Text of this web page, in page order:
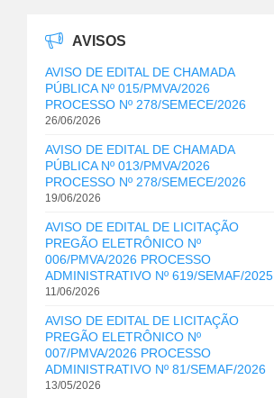
AVISOS
AVISO DE EDITAL DE CHAMADA
PÚBLICA Nº 015/PMVA/2026
PROCESSO Nº 278/SEMECE/2026
26/06/2026
AVISO DE EDITAL DE CHAMADA
PÚBLICA Nº 013/PMVA/2026
PROCESSO Nº 278/SEMECE/2026
19/06/2026
AVISO DE EDITAL DE LICITAÇÃO
PREGÃO ELETRÔNICO Nº
006/PMVA/2026 PROCESSO
ADMINISTRATIVO Nº 619/SEMAF/2025
11/06/2026
AVISO DE EDITAL DE LICITAÇÃO
PREGÃO ELETRÔNICO Nº
007/PMVA/2026 PROCESSO
ADMINISTRATIVO Nº 81/SEMAF/2026
13/05/2026